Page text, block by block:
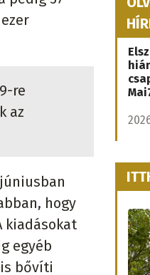
re
az
hogy
kiadásokat
egyéb
bővíti